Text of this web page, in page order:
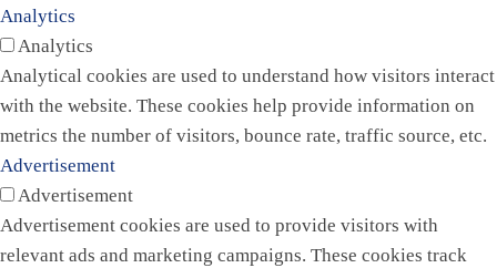
Analytics
Analytics
Analytical cookies are used to understand how visitors interact
with the website. These cookies help provide information on
metrics the number of visitors, bounce rate, traffic source, etc.
Advertisement
Advertisement
Advertisement cookies are used to provide visitors with
relevant ads and marketing campaigns. These cookies track